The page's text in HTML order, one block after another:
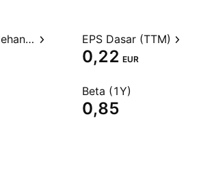
Rasio Harga terhadap Perolehan (TTM) EPS Dasar (TTM)
0,22 EUR
Beta (1Y)
0,85